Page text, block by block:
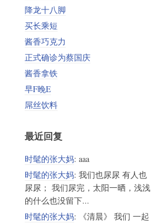
降龙十八脚
买长乘短
酱香巧克力
正式确诊为蔡国庆
酱香拿铁
早F晚E
屌丝饮料
最近回复
时髦的张大妈: aaa
时髦的张大妈: 我们也尿尿 有人也
尿尿； 我们尿完，太阳一晒，浅浅
的什么也没留下...
时髦的张大妈: 《清晨》 我们 一起